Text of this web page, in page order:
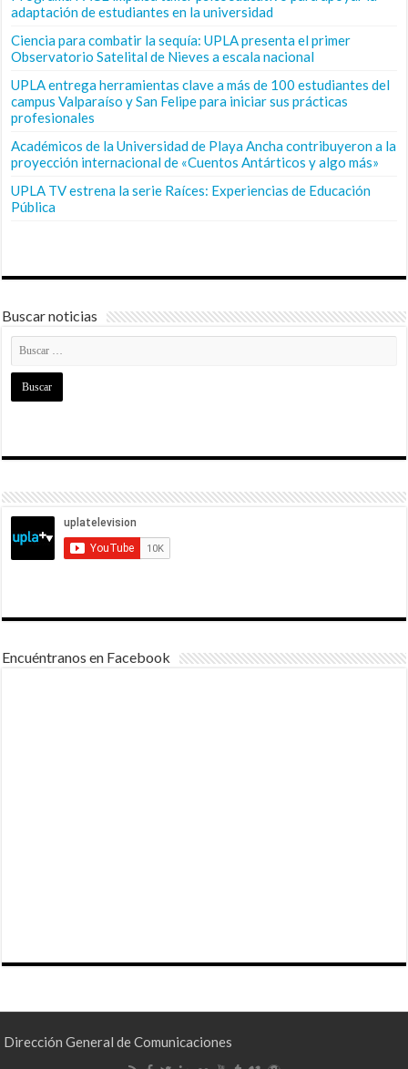
adaptación de estudiantes en la universidad
Ciencia para combatir la sequía: UPLA presenta el primer
Observatorio Satelital de Nieves a escala nacional
UPLA entrega herramientas clave a más de 100 estudiantes del
campus Valparaíso y San Felipe para iniciar sus prácticas
profesionales
Académicos de la Universidad de Playa Ancha contribuyeron a la
proyección internacional de «Cuentos Antárticos y algo más»
UPLA TV estrena la serie Raíces: Experiencias de Educación
Pública
Buscar noticias
Encuéntranos en Facebook
Dirección General de Comunicaciones